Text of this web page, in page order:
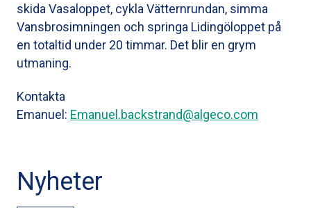
skida Vasaloppet, cykla Vätternrundan, simma
Vansbrosimningen och springa Lidingöloppet på
en totaltid under 20 timmar. Det blir en grym
utmaning.
Kontakta
Emanuel: Emanuel.backstrand@algeco.com
Nyheter